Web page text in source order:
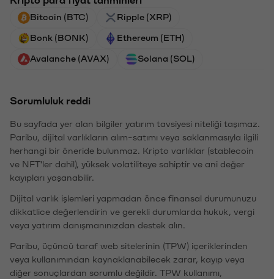
Bitcoin (BTC) Ripple (XRP)
Bonk (BONK) Ethereum (ETH)
Avalanche (AVAX) Solana (SOL)
Sorumluluk reddi
Bu sayfada yer alan bilgiler yatırım tavsiyesi niteliği taşımaz.
Paribu, dijital varlıkların alım-satımı veya saklanmasıyla ilgili
herhangi bir öneride bulunmaz. Kripto varlıklar (stablecoin
ve NFT'ler dahil), yüksek volatiliteye sahiptir ve ani değer
kayıpları yaşanabilir.
Dijital varlık işlemleri yapmadan önce finansal durumunuzu
dikkatlice değerlendirin ve gerekli durumlarda hukuk, vergi
veya yatırım danışmanınızdan destek alın.
Paribu, üçüncü taraf web sitelerinin (TPW) içeriklerinden
veya kullanımından kaynaklanabilecek zarar, kayıp veya
diğer sonuçlardan sorumlu değildir. TPW kullanımı,